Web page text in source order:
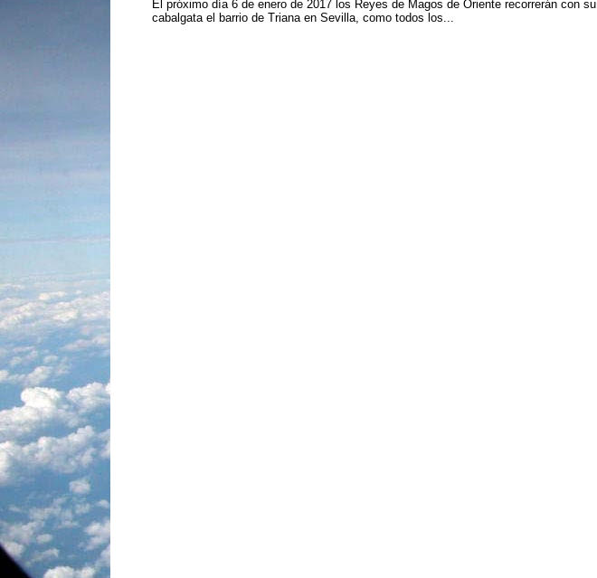
El próximo día 6 de enero de 2017 los Reyes de Magos de Oriente recorrerán con su
cabalgata el barrio de Triana en Sevilla, como todos los...